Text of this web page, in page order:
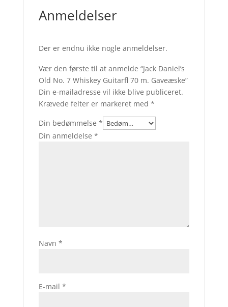
Anmeldelser
Der er endnu ikke nogle anmeldelser.
Vær den første til at anmelde “Jack Daniel’s
Old No. 7 Whiskey Guitarfl 70 m. Gaveæske”
Din e-mailadresse vil ikke blive publiceret.
Krævede felter er markeret med *
Din bedømmelse *
Din anmeldelse *
Navn *
E-mail *